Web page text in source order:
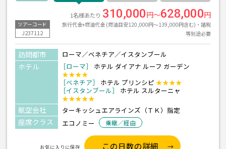
ツアーコード
J237112
1名様あたり 310,000円～628,000円
旅行代金+燃油代金 (燃油目安120,000円～139,000円含む)・諸税
等別途必要
訪問都市 ローマ／ベネチア／イスタンブール
ホテル ［ローマ］
ホテル ダイアナ ルーフ ガーデン
★★★★
［ベネチア］
ホテル プリンシピ ★★★★
［イスタンブール］
ホテル スルターニャ
★★★★★
航空会社 ターキッシュエアラインズ（ＴＫ）指定
座席クラス エコノミー 乗継／経由
お気に入りに保存 この日数の詳細